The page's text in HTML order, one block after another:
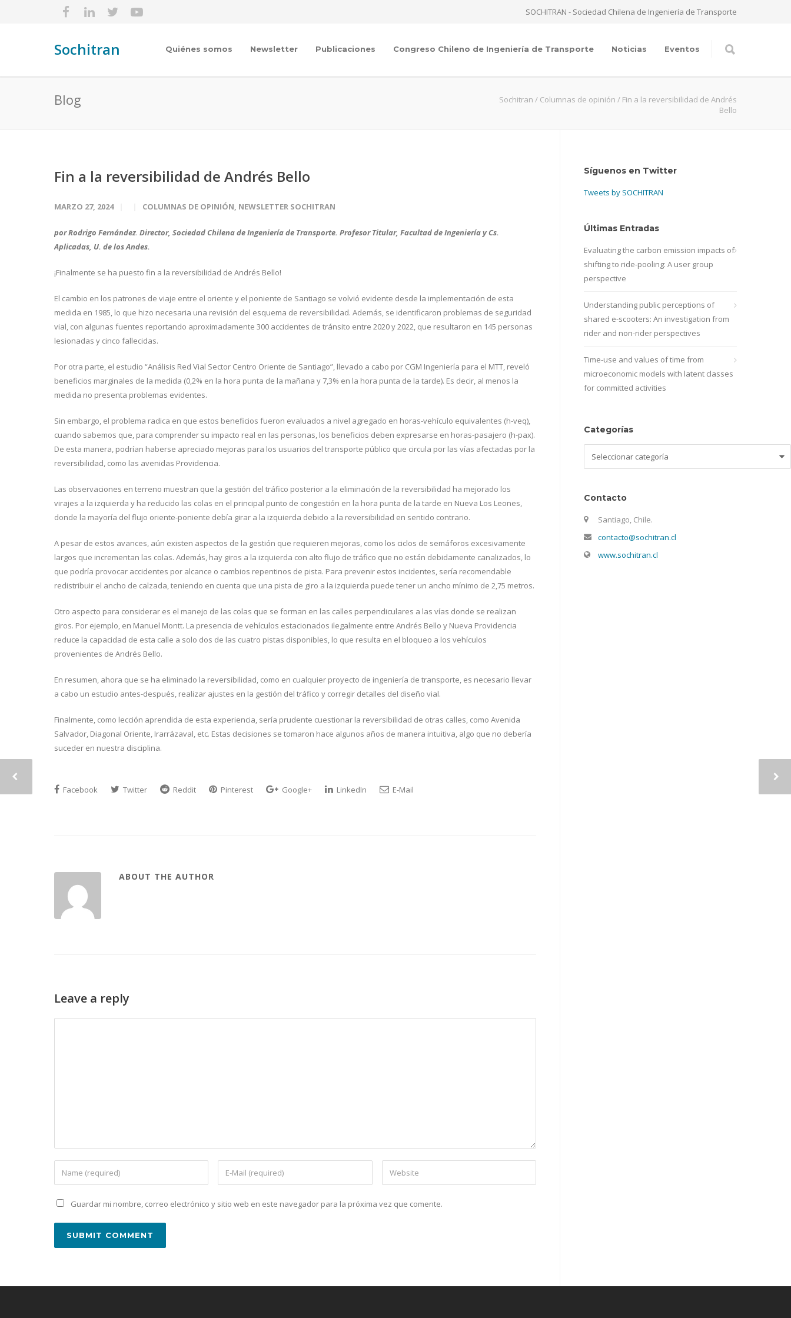
SOCHITRAN - Sociedad Chilena de Ingeniería de Transporte
Sochitran Quiénes somos Newsletter Publicaciones Congreso Chileno de Ingeniería de Transporte Noticias Eventos
Blog Sochitran / Columnas de opinión / Fin a la reversibilidad de Andrés
Bello
Fin a la reversibilidad de Andrés Bello
MARZO 27, 2024 COLUMNAS DE OPINIÓN, NEWSLETTER SOCHITRAN
por Rodrigo Fernández. Director, Sociedad Chilena de Ingeniería de Transporte. Profesor Titular, Facultad de Ingeniería y Cs.
Aplicadas, U. de los Andes.
¡Finalmente se ha puesto fin a la reversibilidad de Andrés Bello!
El cambio en los patrones de viaje entre el oriente y el poniente de Santiago se volvió evidente desde la implementación de esta
medida en 1985, lo que hizo necesaria una revisión del esquema de reversibilidad. Además, se identificaron problemas de seguridad
vial, con algunas fuentes reportando aproximadamente 300 accidentes de tránsito entre 2020 y 2022, que resultaron en 145 personas
lesionadas y cinco fallecidas.
Por otra parte, el estudio “Análisis Red Vial Sector Centro Oriente de Santiago”, llevado a cabo por CGM Ingeniería para el MTT, reveló
beneficios marginales de la medida (0,2% en la hora punta de la mañana y 7,3% en la hora punta de la tarde). Es decir, al menos la
medida no presenta problemas evidentes.
Sin embargo, el problema radica en que estos beneficios fueron evaluados a nivel agregado en horas-vehículo equivalentes (h-veq),
cuando sabemos que, para comprender su impacto real en las personas, los beneficios deben expresarse en horas-pasajero (h-pax).
De esta manera, podrían haberse apreciado mejoras para los usuarios del transporte público que circula por las vías afectadas por la
reversibilidad, como las avenidas Providencia.
Las observaciones en terreno muestran que la gestión del tráfico posterior a la eliminación de la reversibilidad ha mejorado los
virajes a la izquierda y ha reducido las colas en el principal punto de congestión en la hora punta de la tarde en Nueva Los Leones,
donde la mayoría del flujo oriente-poniente debía girar a la izquierda debido a la reversibilidad en sentido contrario.
A pesar de estos avances, aún existen aspectos de la gestión que requieren mejoras, como los ciclos de semáforos excesivamente
largos que incrementan las colas. Además, hay giros a la izquierda con alto flujo de tráfico que no están debidamente canalizados, lo
que podría provocar accidentes por alcance o cambios repentinos de pista. Para prevenir estos incidentes, sería recomendable
redistribuir el ancho de calzada, teniendo en cuenta que una pista de giro a la izquierda puede tener un ancho mínimo de 2,75 metros.
Otro aspecto para considerar es el manejo de las colas que se forman en las calles perpendiculares a las vías donde se realizan
giros. Por ejemplo, en Manuel Montt. La presencia de vehículos estacionados ilegalmente entre Andrés Bello y Nueva Providencia
reduce la capacidad de esta calle a solo dos de las cuatro pistas disponibles, lo que resulta en el bloqueo a los vehículos
provenientes de Andrés Bello.
En resumen, ahora que se ha eliminado la reversibilidad, como en cualquier proyecto de ingeniería de transporte, es necesario llevar
a cabo un estudio antes-después, realizar ajustes en la gestión del tráfico y corregir detalles del diseño vial.
Finalmente, como lección aprendida de esta experiencia, sería prudente cuestionar la reversibilidad de otras calles, como Avenida
Salvador, Diagonal Oriente, Irarrázaval, etc. Estas decisiones se tomaron hace algunos años de manera intuitiva, algo que no debería
suceder en nuestra disciplina.
Facebook Twitter Reddit Pinterest Google+ LinkedIn E-Mail
ABOUT THE AUTHOR
Leave a reply
Guardar mi nombre, correo electrónico y sitio web en este navegador para la próxima vez que comente.
Síguenos en Twitter
Tweets by SOCHITRAN
Últimas Entradas
Evaluating the carbon emission impacts of
shifting to ride-pooling: A user group
perspective
Understanding public perceptions of
shared e-scooters: An investigation from
rider and non-rider perspectives
Time-use and values of time from
microeconomic models with latent classes
for committed activities
Categorías
Contacto
Santiago, Chile.
contacto@sochitran.cl
www.sochitran.cl